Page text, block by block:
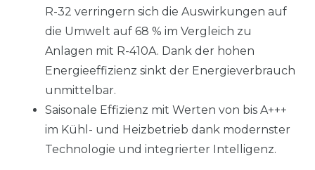
R-32 verringern sich die Auswirkungen auf
die Umwelt auf 68 % im Vergleich zu
Anlagen mit R-410A. Dank der hohen
Energieeffizienz sinkt der Energieverbrauch
unmittelbar.
Saisonale Effizienz mit Werten von bis A+++
im Kühl- und Heizbetrieb dank modernster
Technologie und integrierter Intelligenz.